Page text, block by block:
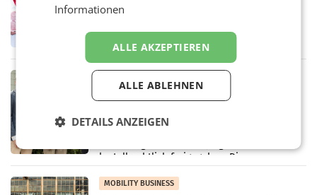
WIENER NEUDORF. – Im Rahmen einer
erneuert Penny zwei Filialen in Nieder- und
Oberösterreich. Die beiden Standorte liegen
in Haag sowie im rund
Alles bereit für den Wechsel: Jürgen
WIENER NEUDORF. – Die geplante
kartellrechtlich freigegeben: Die
Bundeswettbewerbsbehörde und der
Bundeskartellanwalt
MOBILITY BUSINESS
Informationen
ALLE AKZEPTIEREN
ALLE ABLEHNEN
DETAILS ANZEIGEN